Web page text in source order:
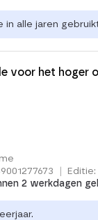
alle jaren
voor het hoger
Editie:
2 werkdagen